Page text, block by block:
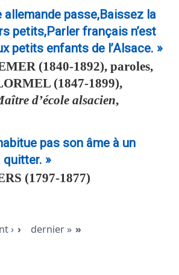
allemande passe,Baissez la
petits,Parler français n’est
petits enfants de l’Alsace. »
(1840-1892), paroles,
(1847-1899),
d’école alsacien,
pas son âme à un
quitter. »
(1797-1877)
› dernier »